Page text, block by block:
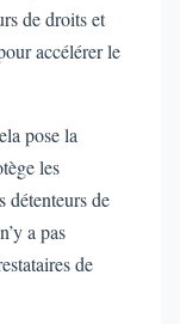
de droits et
accélérer le
pose la
les
détenteurs de
a pas
de